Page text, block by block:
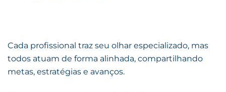
Cada profissional traz seu olhar especializado, mas
todos atuam de forma alinhada, compartilhando
metas, estratégias e avanços.